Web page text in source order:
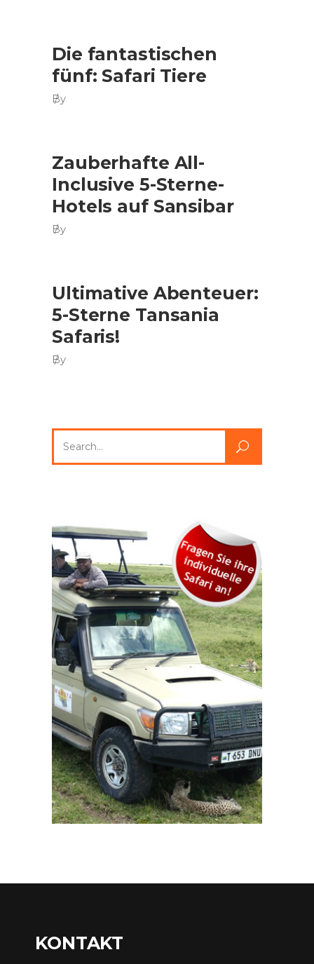
Die fantastischen
fünf: Safari Tiere
By
Zauberhafte All-
Inclusive 5-Sterne-
Hotels auf Sansibar
By
Ultimative Abenteuer:
5-Sterne Tansania
Safaris!
By
for:
KONTAKT